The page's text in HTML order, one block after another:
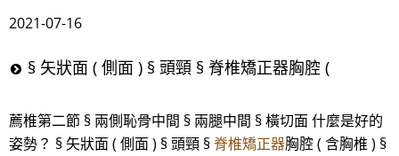
2021-07-16
§ 矢狀面 ( 側面 ) § 頭頸 § 脊椎矯正器胸腔 (
薦椎第二節 § 兩側恥骨中間 § 兩腿中間 § 橫切面 什麼是好的
姿勢？ § 矢狀面 ( 側面 ) § 頭頸 §脊椎矯正器胸腔 ( 含胸椎 ) §